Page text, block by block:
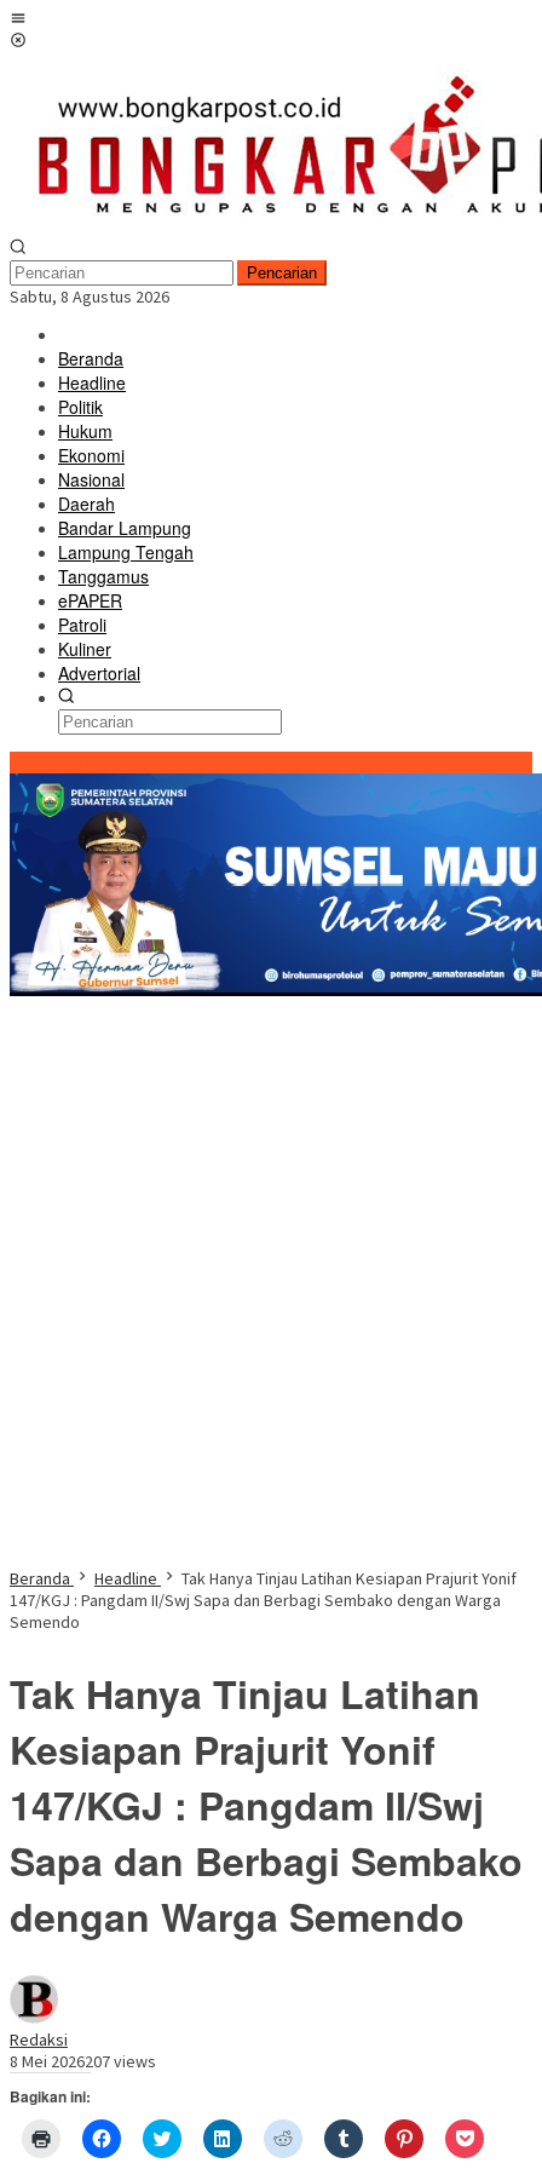
Loncat
ke
Pencarian
Sabtu, 8 Agustus 2026
Beranda
Headline
Politik
Hukum
Ekonomi
Nasional
Daerah
Bandar Lampung
Lampung Tengah
Tanggamus
ePAPER
Patroli
Kuliner
Advertorial
Beranda Headline
Tak Hanya Tinjau Latihan Kesiapan Prajurit Yonif
147/KGJ : Pangdam II/Swj Sapa dan Berbagi Sembako dengan Warga
Semendo
Tak Hanya Tinjau Latihan
Kesiapan Prajurit Yonif
147/KGJ : Pangdam II/Swj
Sapa dan Berbagi Sembako
dengan Warga Semendo
Redaksi
8 Mei 2026207 views
Bagikan ini:
untuk
Klik
untuk
Klik
untuk
Klik
untuk
Klik
untuk
Klik
untuk
Klik
untuk
Klik
untuk